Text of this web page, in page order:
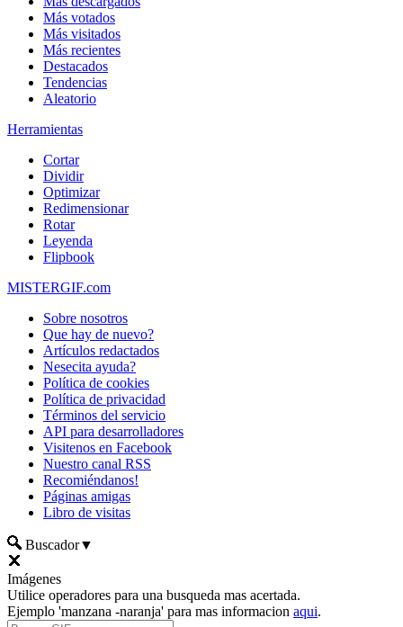
Más votados
Más visitados
Más recientes
Destacados
Tendencias
Aleatorio
Herramientas
Cortar
Dividir
Optimizar
Redimensionar
Rotar
Leyenda
Flipbook
MISTERGIF.com
Sobre nosotros
Que hay de nuevo?
Artículos redactados
Nesecita ayuda?
Política de cookies
Política de privacidad
Términos del servicio
API para desarrolladores
Visitenos en Facebook
Nuestro canal RSS
Recomiéndanos!
Páginas amigas
Libro de visitas
Buscador▼
Imágenes
Utilice operadores para una busqueda mas acertada.
Ejemplo 'manzana -naranja' para mas informacion aqui.